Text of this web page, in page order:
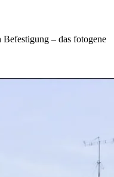
– das fotogene